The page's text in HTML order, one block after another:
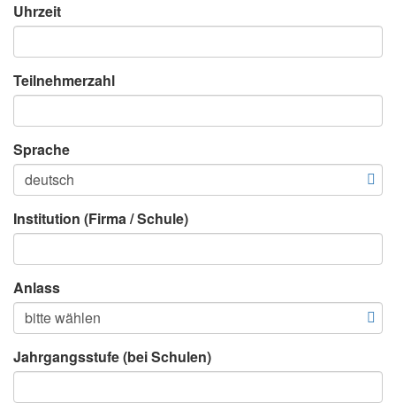
Uhrzeit
Teilnehmerzahl
Sprache
Institution (Firma / Schule)
Anlass
Jahrgangsstufe (bei Schulen)